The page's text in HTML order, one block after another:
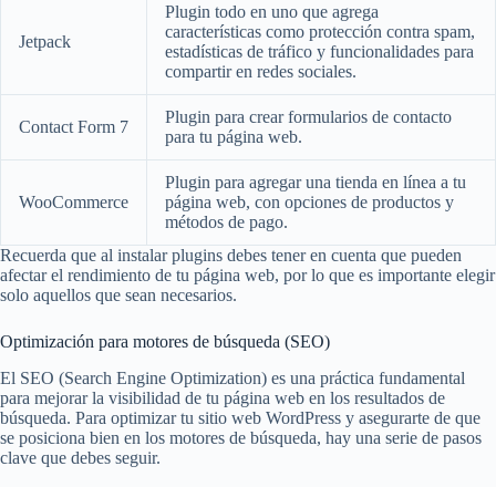
Jetpack
Plugin todo en uno que agrega
características como protección contra spam,
estadísticas de tráfico y funcionalidades para
compartir en redes sociales.
Contact Form 7
Plugin para crear formularios de contacto
para tu página web.
WooCommerce
Plugin para agregar una tienda en línea a tu
página web, con opciones de productos y
métodos de pago.
Recuerda que al instalar plugins debes tener en cuenta que pueden
afectar el rendimiento de tu página web, por lo que es importante elegir
solo aquellos que sean necesarios.
Optimización para motores de búsqueda (SEO)
El SEO (Search Engine Optimization) es una práctica fundamental
para mejorar la visibilidad de tu página web en los resultados de
búsqueda. Para optimizar tu sitio web WordPress y asegurarte de que
se posiciona bien en los motores de búsqueda, hay una serie de pasos
clave que debes seguir.